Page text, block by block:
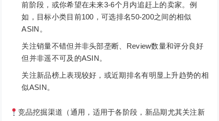
前阶段，或你希望在未来3-6个月内追赶上的卖家。例
如，目标小类目前100，可选排名50-200之间的相似
ASIN。
关注销量不错但并非头部垄断、Review数量和评分良好
但并非遥不可及的ASIN。
关注新品榜上表现较好，或近期排名有明显上升趋势的相
似ASIN。
竞品挖掘渠道（通用，适用于各阶段，新品期尤其关注新